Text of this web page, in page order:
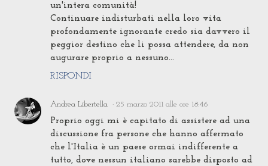
un'intera comunità!
Continuare indisturbati nella loro vita
profondamente ignorante credo sia davvero il
peggior destino che li possa attendere, da non
augurare proprio a nessuno...
RISPONDI
Andrea Libertella 25 marzo 2011 alle ore 18:46
Proprio oggi mi è capitato di assistere ad una
discussione fra persone che hanno affermato
che l'Italia è un paese ormai indifferente a
tutto, dove nessun italiano sarebbe disposto ad